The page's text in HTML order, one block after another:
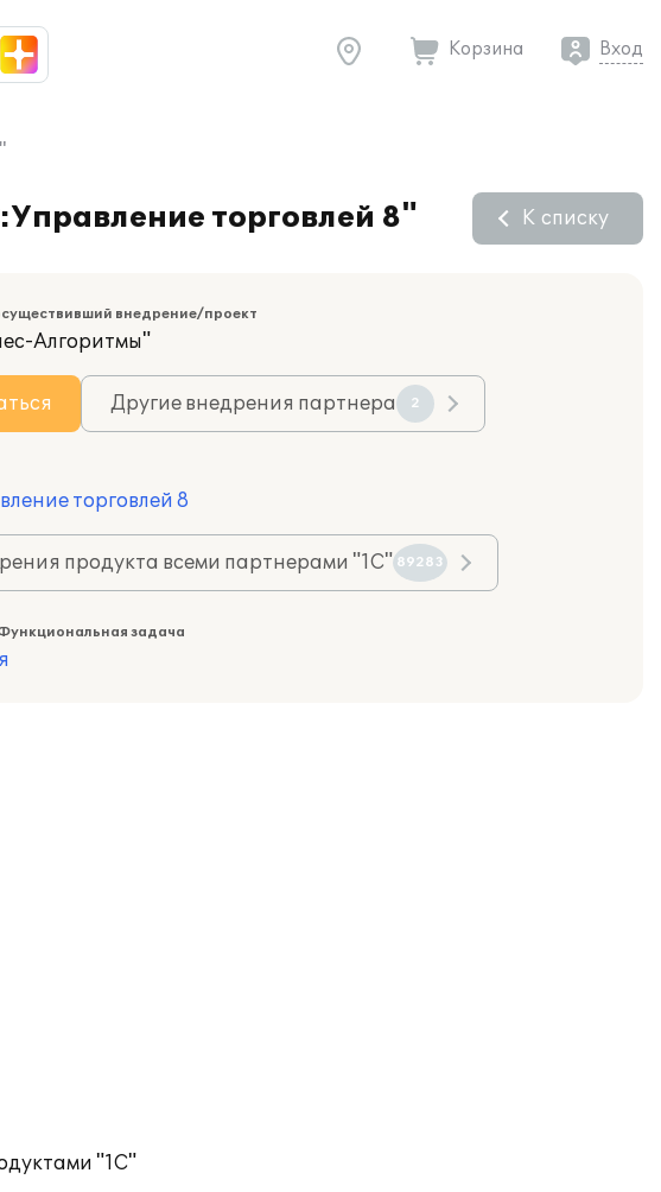
Корзина Вход
торговлей 8" К списку
внедрение/проект
Алгоритмы"
Другие внедрения партнера 2
торговлей 8
продукта всеми партнерами "1С" 89283
задача
"1С"